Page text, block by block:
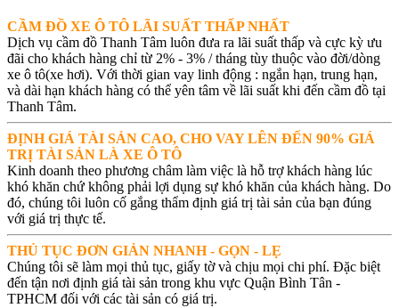
CẦM ĐỒ XE Ô TÔ LÃI SUẤT THẤP NHẤT
Dịch vụ cầm đồ Thanh Tâm luôn đưa ra lãi suất thấp và cực kỳ ưu
đãi cho khách hàng chỉ từ 2% - 3% / tháng tùy thuộc vào đời/dòng
xe ô tô(xe hơi). Với thời gian vay linh động : ngắn hạn, trung hạn,
và dài hạn khách hàng có thể yên tâm về lãi suất khi đến cầm đồ tại
Thanh Tâm.
ĐỊNH GIÁ TÀI SẢN CAO, CHO VAY LÊN ĐẾN 90% GIÁ
TRỊ TÀI SẢN LÀ XE Ô TÔ
Kinh doanh theo phương châm làm việc là hỗ trợ khách hàng lúc
khó khăn chứ không phải lợi dụng sự khó khăn của khách hàng. Do
đó, chúng tôi luôn cố gắng thẩm định giá trị tài sản của bạn đúng
với giá trị thực tế.
THỦ TỤC ĐƠN GIẢN NHANH - GỌN - LẸ
Chúng tôi sẽ làm mọi thủ tục, giấy tờ và chịu mọi chi phí. Đặc biệt
đến tận nơi định giá tài sản trong khu vực Quận Bình Tân -
TPHCM đối với các tài sản có giá trị.